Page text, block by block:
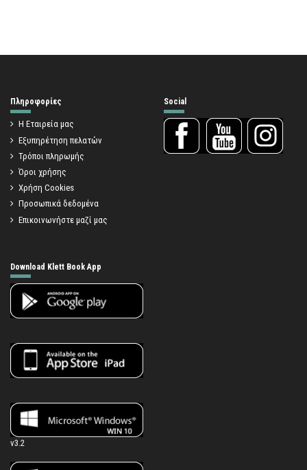
Πληροφορίες
Η Εταιρεία μας
Εξυπηρέτηση πελατών
Τρόποι πληρωμής
Όροι χρήσης
Χρήση Cookies
Προσωπικά δεδομένα
Επικοινωνήστε μαζί μας
Social
Download Klett Book App
v3.2